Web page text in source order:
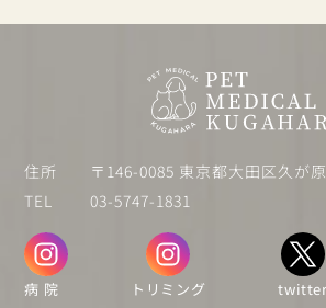
住所
〒146-0085 東京都大田区久が
TEL
03-5747-1831
病 院 トリミング twitter